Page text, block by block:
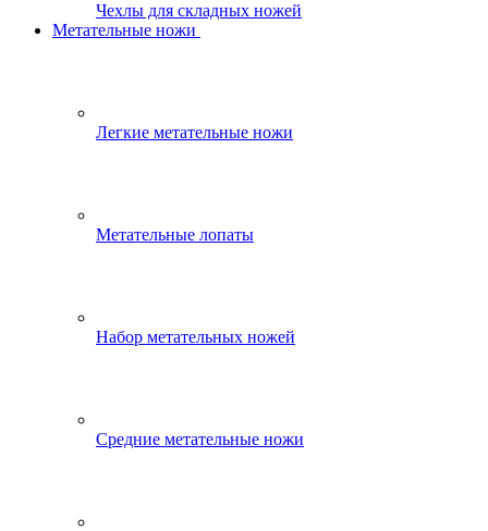
Чехлы для складных ножей
Метательные ножи
Легкие метательные ножи
Метательные лопаты
Набор метательных ножей
Средние метательные ножи